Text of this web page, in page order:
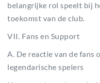
belangrijke rol speelt bij
toekomst van de club.
VII. Fans en Support
A. De reactie van de fans
legendarische spelers